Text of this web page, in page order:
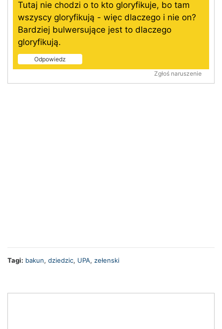
Tutaj nie chodzi o to kto gloryfikuje, bo tam
wszyscy gloryfikują - więc dlaczego i nie on?
Bardziej bulwersujące jest to dlaczego
gloryfikują.
Odpowiedz
Zgłoś naruszenie
Tagi: bakun, dziedzic, UPA, zełenski